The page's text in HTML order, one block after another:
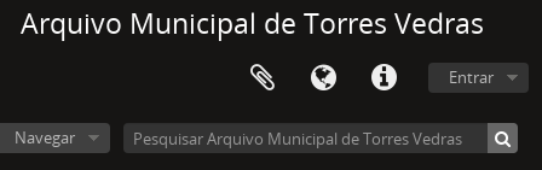
Arquivo Municipal de Torres Vedras
Entrar
Navegar